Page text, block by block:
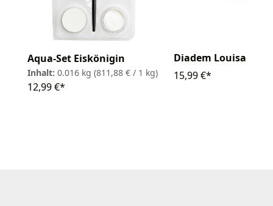
Aqua-Set Eiskönigin
Inhalt: 0.016 kg (811,88 € / 1 kg)
12,99 €*
Diadem Louisa
15,99 €*